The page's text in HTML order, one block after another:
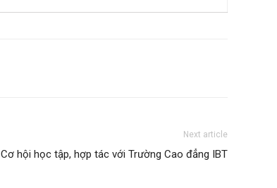
Next article
Cơ hội học tập, hợp tác với Trường Cao đẳng IBT